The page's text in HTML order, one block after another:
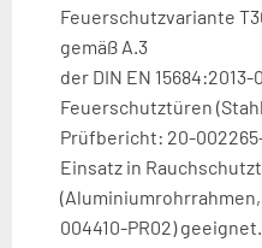
Feuerschutzvariante
gemäß A.3
der DIN EN
Feuerschutztüren
Prüfbericht: 20-
Einsatz in
004410-PR02) geeignet.